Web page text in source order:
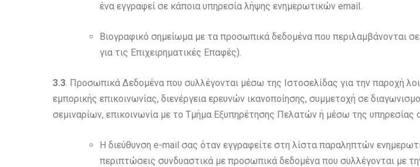
ένα εγγραφεί σε κάποια υπηρεσία λήψης ενημερωτικών email.
Βιογραφικό σημείωμα με τα προσωπικά δεδομένα που περιλαμβάνονται σε
για τις Επιχειρηματικές Επαφές).
3.3. Προσωπικά Δεδομένα που συλλέγονται μέσω της Ιστοσελίδας για την παροχή
εμπορικής επικοινωνίας, διενέργεια ερευνών ικανοποίησης, συμμετοχή σε
σεμιναρίων, επικοινωνία με το Τμήμα Εξυπηρέτησης Πελατών ή μέσω της υπηρεσίας
Η διεύθυνση e-mail σας όταν εγγραφείτε στη λίστα παραληπτών
περιπτώσεις συνδυαστικά με προσωπικά δεδομένα που συλλέγονται με